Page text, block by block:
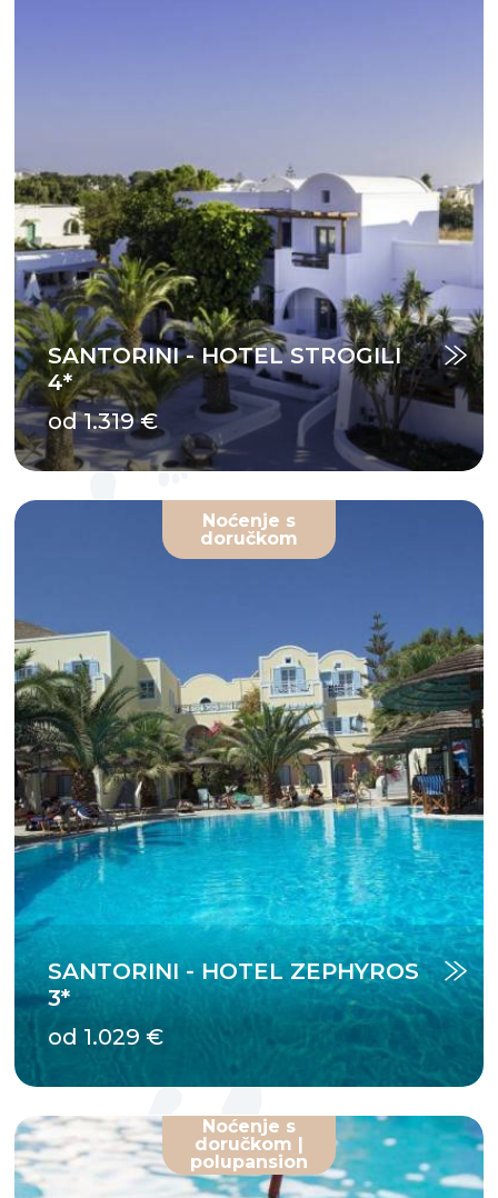
SANTORINI - HOTEL STROGILI
4*
od 1.319 €
Noćenje s
doručkom
SANTORINI - HOTEL ZEPHYROS
3*
od 1.029 €
Noćenje s
doručkom |
polupansion